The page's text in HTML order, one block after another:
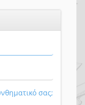
σας;